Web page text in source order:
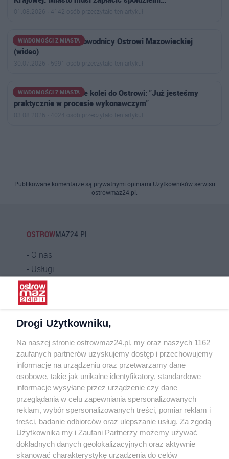
01.08.2026 · 4142 osób przeczytało ten artykuł
WIADOMOŚCI Z MIASTA
Ogromny korek na obwodnicy Ostrowi Mazowieckiej
(wideo)
30.07.2026 · 5991 osób przeczytało ten artykuł
WIADOMOŚCI Z MIASTA
Burmistrz o powrocie kolei do Ostrowi: "Już jesteśmy
praktycznie w procesie wykonawczym"
03.08.2026 · 4024 osób przeczytało ten artykuł
Publikowane komentarze są prywatnymi opiniami Użytkowników serwisu
ostrowmaz24.pl.
OSTROWMAZ24.PL
O nas
Usługi
Praca
Warunki korzystania
Kontakt
INFORMATOR
Bankomaty
Msze święte
Nocna pomoc lekarska
Taxi
REKLAMA
Banery i artykuły
Drogi Użytkowniku,
Na naszej stronie ostrowmaz24.pl, my oraz naszych 1162
zaufanych partnerów uzyskujemy dostęp i przechowujemy
informacje na urządzeniu oraz przetwarzamy dane
osobowe, takie jak unikalne identyfikatory, standardowe
informacje wysyłane przez urządzenie czy dane
przeglądania w celu zapewniania spersonalizowanych
reklam, wybór spersonalizowanych treści, pomiar reklam i
treści, badanie odbiorców oraz ulepszanie usług. Za zgodą
Użytkownika my i Zaufani Partnerzy możemy używać
dokładnych danych geolokalizacyjnych oraz aktywnie
skanować charakterystykę urządzenia do celów